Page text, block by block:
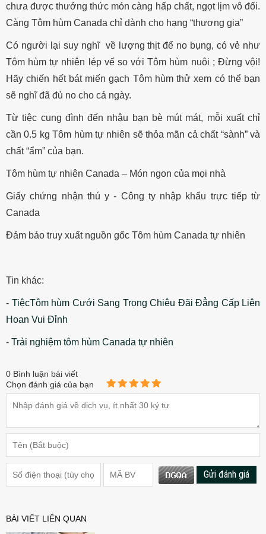
chưa được thưởng thức món càng hấp chất, ngọt lịm vô đối.
Càng Tôm hùm Canada chỉ dành cho hạng “thương gia”
Có người lại suy nghĩ về lượng thịt để no bụng, có vẻ như
Tôm hùm tự nhiên lép vế so với Tôm hùm nuôi ; Đừng vội!
Hãy chiến hết bát miến gạch Tôm hùm thử xem có thể bạn
sẽ nghĩ đã đủ no cho cả ngày.
Từ tiệc cung đình đến nhậu bạn bè mút mát, mỗi xuất chỉ
cần 0.5 kg Tôm hùm tự nhiên sẽ thỏa mãn cả chất “sành” và
chất “ẩm” của bạn.
Tôm hùm tự nhiên Canada – Món ngon của mọi nhà
Giấy chứng nhận thú y - Công ty nhập khẩu trực tiếp từ
Canada
Đảm bảo truy xuất nguồn gốc Tôm hùm Canada tự nhiên
Tin khác:
- TiệcTôm hùm Cưới Sang Trọng Chiêu Đãi Đẳng Cấp Liên
Hoan Vui Đỉnh
- Trải nghiệm tôm hùm Canada tự nhiên
0 Bình luận bài viết
Chọn đánh giá của bạn
Gửi đánh giá
BÀI VIẾT LIÊN QUAN